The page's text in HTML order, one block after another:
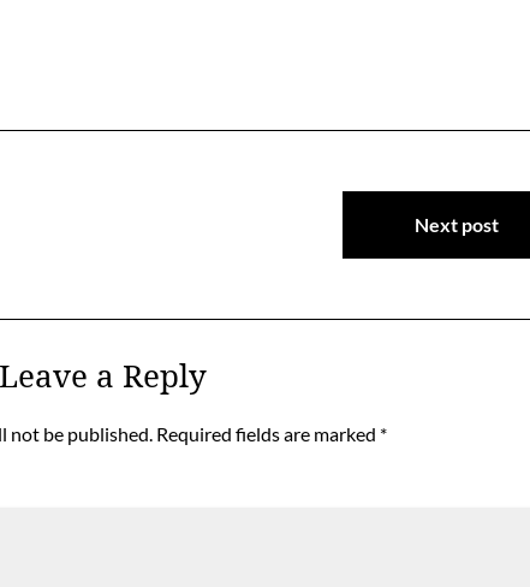
Next post
Leave a Reply
not be published. Required fields are marked *